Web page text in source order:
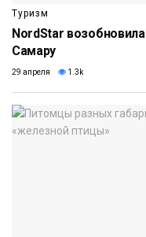
Туризм
NordStar
Самару
29 апреля 1.3k